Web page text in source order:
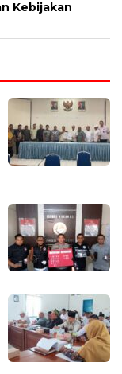
Kebijakan